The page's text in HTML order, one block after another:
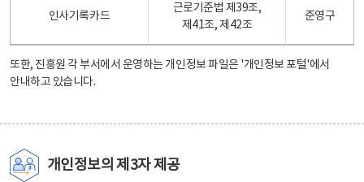
인사기록카드
근로기준법 제39조,
제41조, 제42조
준영구
또한, 진흥원 각 부서에서 운영하는 개인정보 파일은 '개인정보 포털'에서
안내하고 있습니다.
개인정보의 제3자 제공